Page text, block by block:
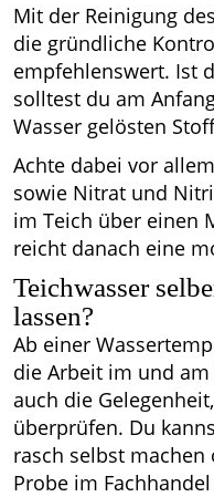
Mit der Reinigung
die gründliche
empfehlenswert. Ist
solltest du am
Wasser gelösten
Achte dabei vor
sowie Nitrat und
im Teich über einen
reicht danach eine
Teichwasser
lassen?
Ab einer
die Arbeit im und
auch die
überprüfen. Du
rasch selbst
Probe im